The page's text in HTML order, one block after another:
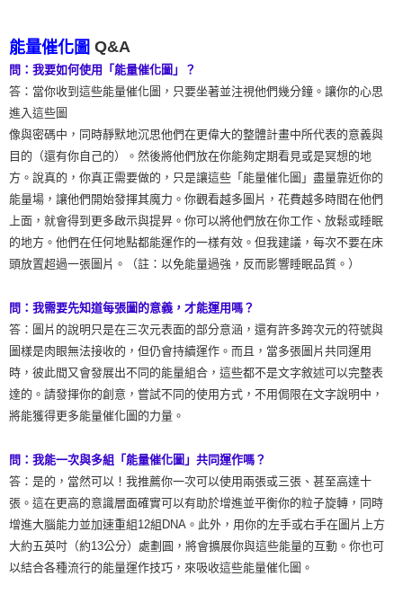
能量催化圖 Q&A
問：我要如何使用「能量催化圖」？
答：當你收到這些能量催化圖，只要坐著並注視他們幾分鐘。讓你的心思
進入這些圖
像與密碼中，同時靜默地沉思他們在更偉大的整體計畫中所代表的意義與
目的（還有你自己的）。然後將他們放在你能夠定期看見或是冥想的地
方。說真的，你真正需要做的，只是讓這些「能量催化圖」盡量靠近你的
能量場，讓他們開始發揮其魔力。你觀看越多圖片，花費越多時間在他們
上面，就會得到更多啟示與提昇。你可以將他們放在你工作、放鬆或睡眠
的地方。他們在任何地點都能運作的一樣有效。但我建議，每次不要在床
頭放置超過一張圖片。（註：以免能量過強，反而影響睡眠品質。）
問：我需要先知道每張圖的意義，才能運用嗎？
答：圖片的說明只是在三次元表面的部分意涵，還有許多跨次元的符號與
圖樣是肉眼無法接收的，但仍會持續運作。而且，當多張圖片共同運用
時，彼此間又會發展出不同的能量組合，這些都不是文字敘述可以完整表
達的。請發揮你的創意，嘗試不同的使用方式，不用侷限在文字說明中，
將能獲得更多能量催化圖的力量。
問：我能一次與多組「能量催化圖」共同運作嗎？
答：是的，當然可以！我推薦你一次可以使用兩張或三張、甚至高達十
張。這在更高的意識層面確實可以有助於增進並平衡你的粒子旋轉，同時
增進大腦能力並加速重組12組DNA。此外，用你的左手或右手在圖片上方
大約五英吋（約13公分）處劃圓，將會擴展你與這些能量的互動。你也可
以結合各種流行的能量運作技巧，來吸收這些能量催化圖。